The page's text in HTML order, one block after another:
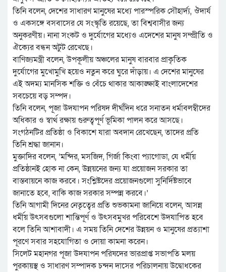
তিনি বলেন, দেশের সাধারণ মানুষের মধ্যে পারস্পরিক সৌহার্দ্য, ঔদার্য
ও একসঙ্গে বসবাসের যে সংস্কৃতি রয়েছে, তা বিশ্ববাসীর জন্য
অনুকরণীয়। নানা সংকট ও দুর্যোগের মধ্যেও এদেশের মানুষ সম্প্রীতি ও
ঐক্যের বন্ধন অটুট রেখেছে।
বাণিজ্যমন্ত্রী বলেন, উপকূলীয় অঞ্চলের মানুষ বারবার প্রাকৃতিক
দুর্যোগের মুখোমুখি হয়েও নতুন করে ঘুরে দাঁড়ায়। এ দেশের মানুষের
এই অদম্য মানসিক শক্তি ও বেঁচে থাকার আকাঙ্ক্ষাই বাংলাদেশের
সবচেয়ে বড় সম্পদ।
তিনি বলেন, পূজা উদযাপন পরিষদ দীর্ঘদিন ধরে সনাতন ধর্মাবলম্বীদের
অধিকার ও স্বার্থ রক্ষায় গুরুত্বপূর্ণ ভূমিকা পালন করে আসছে।
সংগঠনটির প্রতিষ্ঠা ও বিকাশে যারা অবদান রেখেছেন, তাদের প্রতি
তিনি শ্রদ্ধা জানান।
মুক্তাদির বলেন, ‘মন্দির, মসজিদ, গির্জা কিংবা প্যাগোডা, যে ধর্মীয়
প্রতিষ্ঠানই হোক না কেন, উন্নয়নের জন্য যা প্রয়োজন সরকার তা
বাস্তবায়নে কাজ করবে। সংশ্লিষ্টদের প্রয়োজনগুলো সুনির্দিষ্টভাবে
জানাতে হবে, বাকি কাজ সরকার সম্পন্ন করবে।’
তিনি আগামী দিনের নেতৃত্বের প্রতি শুভকামনা জানিয়ে বলেন, আসন্ন
ধর্মীয় উৎসবগুলো শান্তিপূর্ণ ও উৎসবমুখর পরিবেশে উদযাপিত হবে
বলে তিনি আশাবাদী। এ সময় তিনি দেশের উন্নয়ন ও মানুষের প্রত্যাশা
পূরণে সবার সহযোগিতা ও দোয়া কামনা করেন।
সিলেট মহানগর পূজা উদযাপন পরিষদের ভারপ্রাপ্ত সভাপতি মলয়
পুরকায়স্থ ও সাধারণ সম্পাদক চন্দন দাসের পরিচালনায় উদ্বোধকের